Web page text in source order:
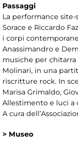
Passaggi
La performance
Sorace e Riccardo
i corpi
Anassimandro e
musiche per chitarra
Molinari, in una
riscritture rock. In
Marisa Grimaldo,
Allestimento e luci a
A cura
> Museo